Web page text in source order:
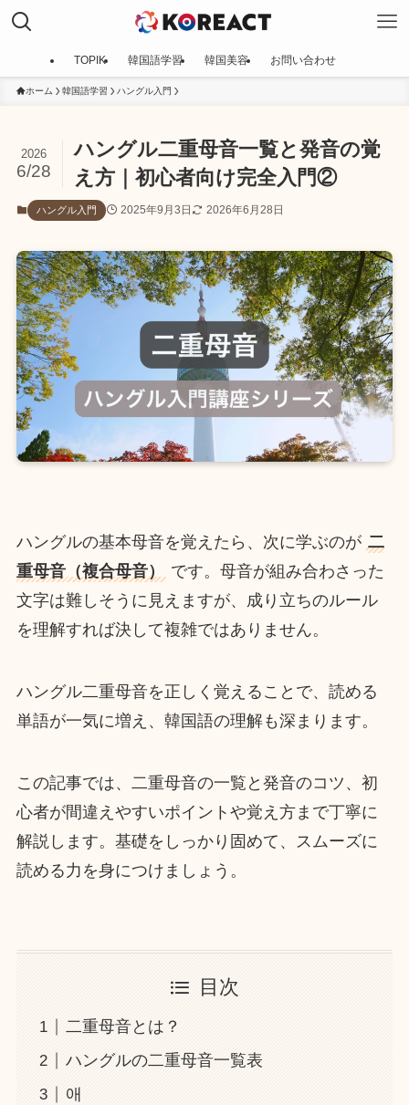
TOPIK 韓国語学習 韓国美容 お問い合わせ
ホーム 韓国語学習 ハングル入門
ハングル二重母音一覧と発音の覚
え方｜初心者向け完全入門②
2026
6/28
ハングル入門 2025年9月3日 2026年6月28日
ハングルの基本母音を覚えたら、次に学ぶのが 二
重母音（複合母音）
です。母音が組み合わさった
文字は難しそうに見えますが、成り立ちのルール
を理解すれば決して複雑ではありません。
ハングル二重母音を正しく覚えることで、読める
単語が一気に増え、韓国語の理解も深まります。
この記事では、二重母音の一覧と発音のコツ、初
心者が間違えやすいポイントや覚え方まで丁寧に
解説します。基礎をしっかり固めて、スムーズに
読める力を身につけましょう。
目次
二重母音とは？
ハングルの二重母音一覧表
애